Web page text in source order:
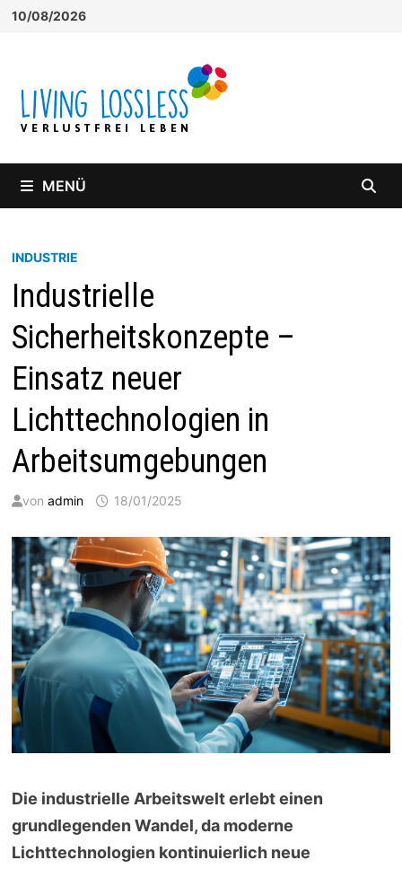
Zum
10/08/2026
MENÜ
INDUSTRIE
Industrielle
Sicherheitskonzepte –
Einsatz neuer
Lichttechnologien in
Arbeitsumgebungen
von admin 18/01/2025
Die industrielle Arbeitswelt erlebt einen
grundlegenden Wandel, da moderne
Lichttechnologien kontinuierlich neue